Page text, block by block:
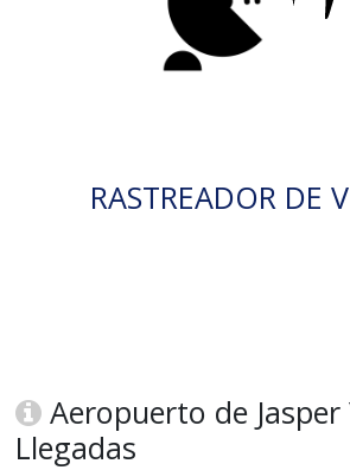
RASTREADOR DE
Aeropuerto de Jasper
Llegadas